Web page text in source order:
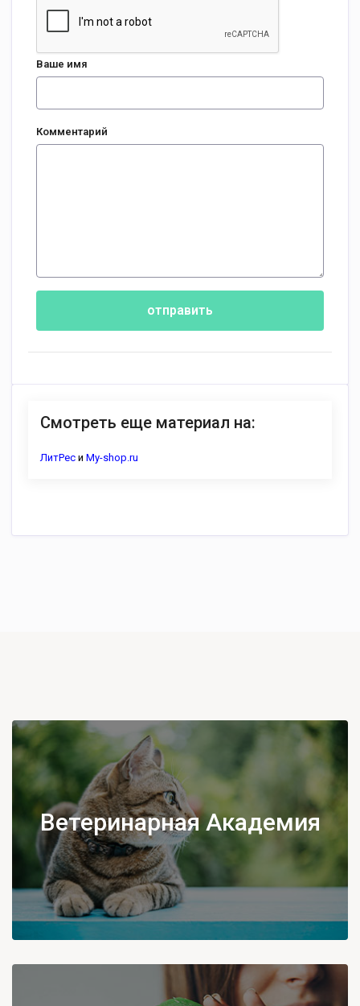
Ваше имя
Комментарий
отправить
Смотреть еще материал на:
ЛитРес и My-shop.ru
Ветеринарная Академия